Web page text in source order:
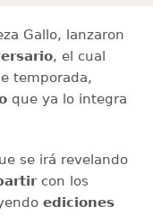
Gallo, lanzaron
, el cual
temporada,
que ya lo integra
se irá revelando
con los
ediciones